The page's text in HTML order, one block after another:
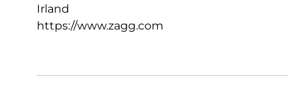
Irland
https://www.zagg.com